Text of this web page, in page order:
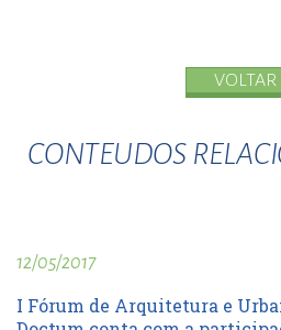
VOLTAR
CONTEUDOS
12/05/2017
I Fórum de Arquitetura e